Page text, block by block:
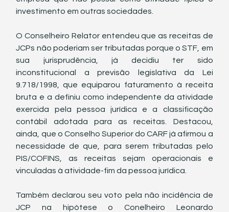
investimento em outras sociedades.
O Conselheiro Relator entendeu que as receitas de
JCPs não poderiam ser tributadas porque o STF, em
sua jurisprudência, já decidiu ter sido
inconstitucional a previsão legislativa da Lei
9.718/1998, que equiparou faturamento à receita
bruta e a definiu como independente da atividade
exercida pela pessoa jurídica e a classificação
contábil adotada para as receitas. Destacou,
ainda, que o Conselho Superior do CARF já afirmou a
necessidade de que, para serem tributadas pelo
PIS/COFINS, as receitas sejam operacionais e
vinculadas à atividade-fim da pessoa jurídica.
Também declarou seu voto pela não incidência de
JCP na hipótese o Conelheiro Leonardo